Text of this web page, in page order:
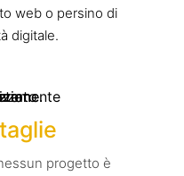
web o persino di
digitale.
progetto è